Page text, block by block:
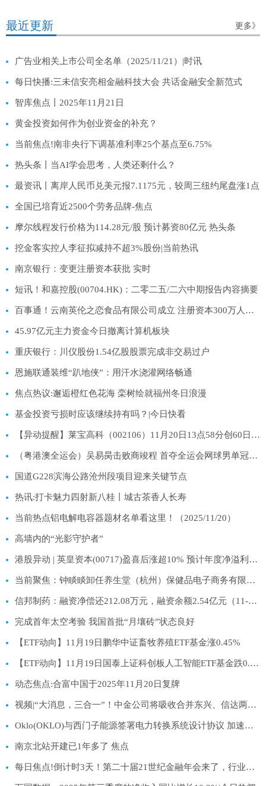
最近更新 更多》
广告业相关上市公司全名单（2025/11/21）|时讯
每日快播:三未信安亮相金融科技大会 共话金融安全新范式
智库焦点丨2025年11月21日
黄金投资如何作为创业资金的补充？
当前焦点!南非央行下调基准利率25个基点至6.75%
热头条丨当AI学会思考，人类还剩什么？
最资讯丨离岸人民币兑美元报7.1175元，较周三纽约尾盘涨1点
全国已培育近2500个劳务品牌-焦点
摩尔线程发行价格为114.28元/股 预计募资80亿元 热头条
挖金客实控人李征拟减持不超3%股份|当前热讯
南京银行：变更注册资本获批 实时
短讯！和嘉控股(00704.HK)：二零二五/二六中期报告内容摘要
百事通！云南英伦之恋食品有限公司成立 注册资本300万人民币
45.97亿元主力资金今日撤离计算机板块
重庆银行：川仪股份1.54亿股股票完成非交易过户
恩施联通装维“趴地侠”：用汗水浇灌网络畅通
焦点热议:邂逅橙红色花海 栾树绘就福州冬日浪漫
基金投资亏损时应该继续持有吗？|今日快看
【异动提醒】莱宝高科（002106）11月20日13点58分创60日新低
（粤港澳全运会）吴易昺击败商竣程 首夺全运会网球男单冠军 每日热讯
国道G228滨海公路沧州段项目迎来关键节点
热讯:打卡魅力四射新八桂丨城古茶香人长寿
当前热点铝电解电容器题材名单看这里！（2025/11/20）
高墙内的“光影守护者”
港股异动 | 英皇资本(00717)盈喜后涨超10% 预计年度净溢利不少于1.2亿港元
当前聚焦：钟睒睒卸任养生堂（杭州）保健品电子商务有限公司法定代表人
信邦制药：融资净偿还212.08万元，融资余额2.54亿元（11-19）
完成首年太空考验 我国首批“月壤砖”状态良好
【ETF动向】11月19日鹏华中证畜牧养殖ETF基金涨0.45%
【ETF动向】11月19日国泰上证科创板人工智能ETF基金跌0.91%
动态焦点:合富中国于2025年11月20日复牌
视频|“大消息，三合一”！中金公司将吸收合并东兴、信达两券商，千亿市值券商腾飞
Oklo(OKLO)与西门子能源签署电力转换系统设计协议 加速其首座核电站建设 热文
南京北站开建已1年多了 焦点
每日焦点!倒计时3天！第二十届21世纪金融年会来了，行业共话金融未来